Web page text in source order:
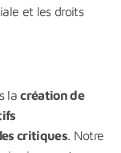
et les droits
lacréation de
critiques. Notre